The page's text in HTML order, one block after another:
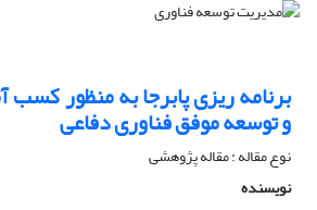
برنامه ریزی پابرجا به منظور
و توسعه موفق فناوری دفاعی
نوع مقاله : مقاله پژوهشی
نویسنده